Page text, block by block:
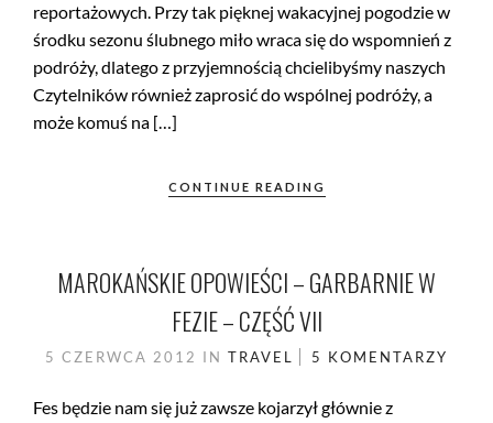
reportażowych. Przy tak pięknej wakacyjnej pogodzie w
środku sezonu ślubnego miło wraca się do wspomnień z
podróży, dlatego z przyjemnością chcielibyśmy naszych
Czytelników również zaprosić do wspólnej podróży, a
może komuś na […]
CONTINUE READING
MAROKAŃSKIE OPOWIEŚCI – GARBARNIE W
FEZIE – CZĘŚĆ VII
5 CZERWCA 2012 IN TRAVEL 5 KOMENTARZY
Fes będzie nam się już zawsze kojarzył głównie z